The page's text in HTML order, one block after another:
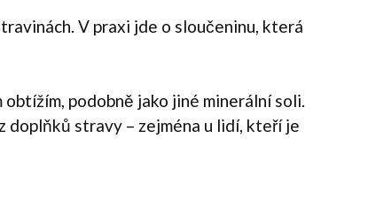
V praxi jde o sloučeninu, která
podobně jako jiné minerální soli.
doplňků stravy – zejména u lidí, kteří je